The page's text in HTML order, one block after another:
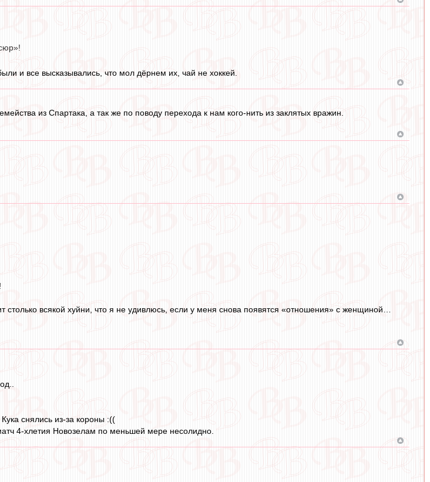
и все высказывались, что мол дёрнем их, чай не хоккей.
из Спартака, а так же по поводу перехода к нам кого-нить из заклятых вражин.
всякой хуйни, что я не удивлюсь, если у меня снова появятся «отношения» с женщиной…
снялись из-за короны :((
4-хлетия Новозелам по меньшей мере несолидно.